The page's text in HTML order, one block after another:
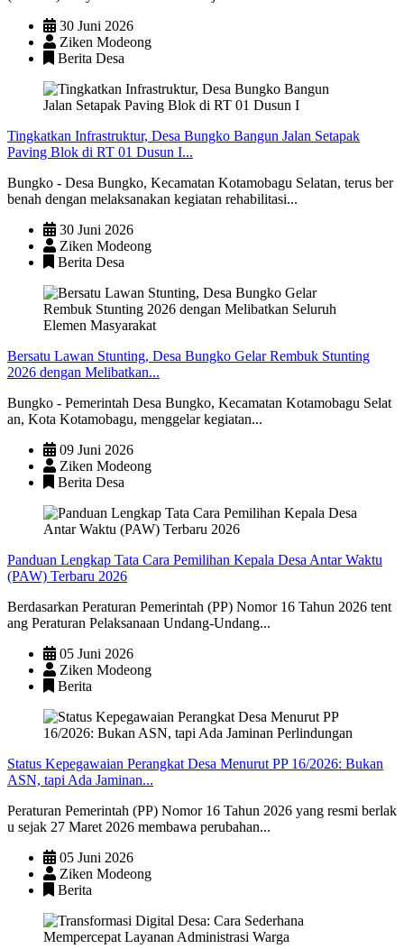
30 Juni 2026
Ziken Modeong
Berita Desa
Tingkatkan Infrastruktur, Desa Bungko Bangun Jalan Setapak
Paving Blok di RT 01 Dusun I...
Bungko - Desa Bungko, Kecamatan Kotamobagu Selatan, terus ber
benah dengan melaksanakan kegiatan rehabilitasi...
30 Juni 2026
Ziken Modeong
Berita Desa
Bersatu Lawan Stunting, Desa Bungko Gelar Rembuk Stunting
2026 dengan Melibatkan...
Bungko - Pemerintah Desa Bungko, Kecamatan Kotamobagu Selat
an, Kota Kotamobagu, menggelar kegiatan...
09 Juni 2026
Ziken Modeong
Berita Desa
Panduan Lengkap Tata Cara Pemilihan Kepala Desa Antar Waktu
(PAW) Terbaru 2026
Berdasarkan Peraturan Pemerintah (PP) Nomor 16 Tahun 2026 tent
ang Peraturan Pelaksanaan Undang-Undang...
05 Juni 2026
Ziken Modeong
Berita
Status Kepegawaian Perangkat Desa Menurut PP 16/2026: Bukan
ASN, tapi Ada Jaminan...
Peraturan Pemerintah (PP) Nomor 16 Tahun 2026 yang resmi berlak
u sejak 27 Maret 2026 membawa perubahan...
05 Juni 2026
Ziken Modeong
Berita